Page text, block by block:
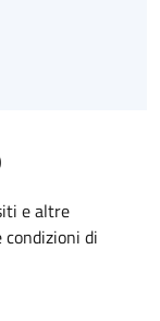
e altre
di